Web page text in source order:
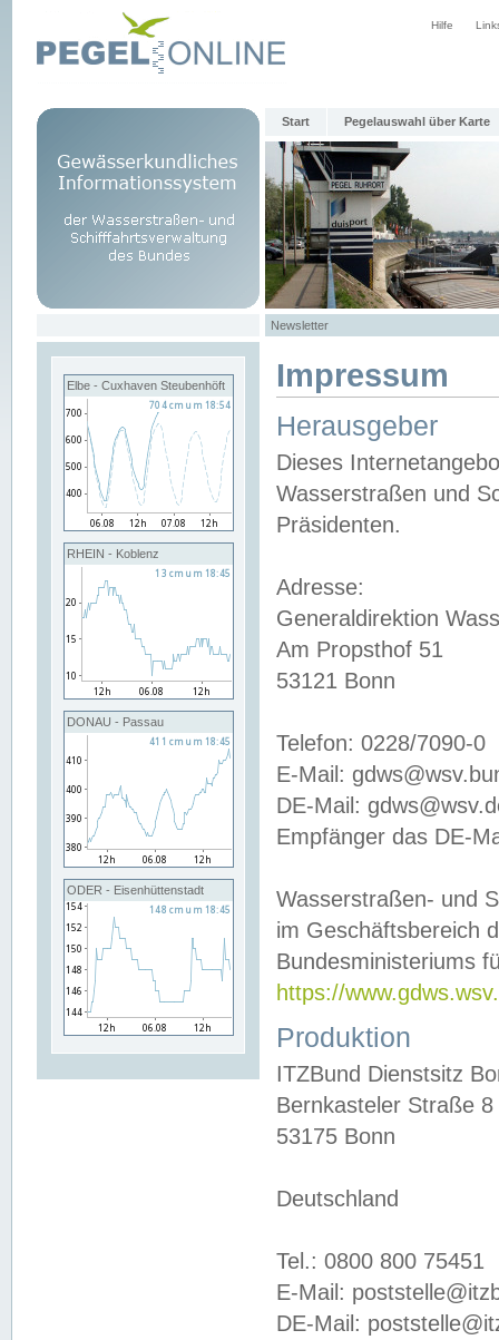
Hilfe
Start Pegelauswahl über Karte
Newsletter
Elbe - Cuxhaven Steubenhöft
RHEIN - Koblenz
DONAU - Passau
ODER - Eisenhüttenstadt
Impressum
Herausgeber
Dieses
Wasserstraßen und
Präsidenten.
Adresse:
Generaldirektion
Am Propsthof 51
53121 Bonn
Telefon: 0228/7090-0
E-Mail:
DE-Mail:
Empfänger das DE-
Wasserstraßen- und
im Geschäftsbereich
Bundesministeriums
https://
Produktion
ITZBund Dienstsitz
Bernkasteler Straße 8
53175 Bonn
Deutschland
Tel.: 0800 800 75451
E-Mail:
DE-Mail: